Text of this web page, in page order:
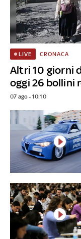
Altri 10 giorni
oggi 26 bollini
LIVE CRONACA
07 ago - 10:10